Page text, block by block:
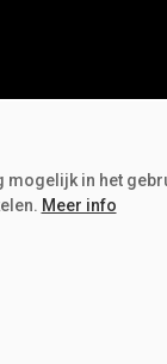
in het
Meer info